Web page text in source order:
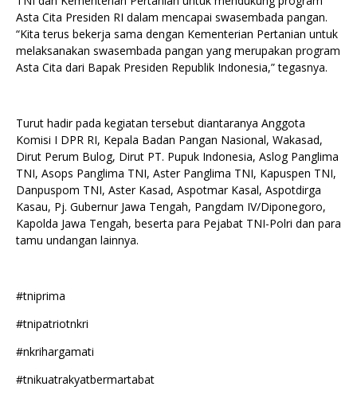
Asta Cita Presiden RI dalam mencapai swasembada pangan.
“Kita terus bekerja sama dengan Kementerian Pertanian untuk
melaksanakan swasembada pangan yang merupakan program
Asta Cita dari Bapak Presiden Republik Indonesia,” tegasnya.
Turut hadir pada kegiatan tersebut diantaranya Anggota
Komisi I DPR RI, Kepala Badan Pangan Nasional, Wakasad,
Dirut Perum Bulog, Dirut PT. Pupuk Indonesia, Aslog Panglima
TNI, Asops Panglima TNI, Aster Panglima TNI, Kapuspen TNI,
Danpuspom TNI, Aster Kasad, Aspotmar Kasal, Aspotdirga
Kasau, Pj. Gubernur Jawa Tengah, Pangdam IV/Diponegoro,
Kapolda Jawa Tengah, beserta para Pejabat TNI-Polri dan para
tamu undangan lainnya.
#tniprima
#tnipatriotnkri
#nkrihargamati
#tnikuatrakyatbermartabat